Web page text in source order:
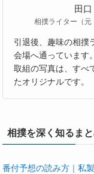
田
相撲ライター（元
引退後、趣味の相撲
会場へ通っています
取組の写真は、すべ
たオリジナルです。
相撲を深く知るま
番付予想の読み方｜私